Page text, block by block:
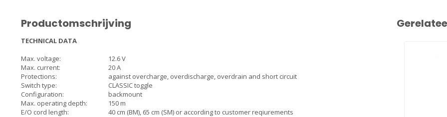
Productomschrijving
TECHNICAL DATA
Max. voltage:
12.6 V
Max. current:
20 A
Protections:
against overcharge, overdischarge, overdrain and short circuit
Switch type:
CLASSIC toggle
Configuration:
backmount
Max. operating depth:
150 m
E/O cord length:
40 cm (BM), 65 cm (SM) or according to customer reqiurements